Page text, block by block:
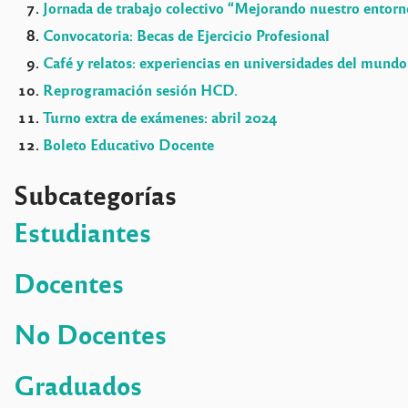
Jornada de trabajo colectivo “Mejorando nuestro
Convocatoria: Becas de Ejercicio Profesional
Café y relatos: experiencias en universidades del
Reprogramación sesión HCD.
Turno extra de exámenes: abril 2024
Boleto Educativo Docente
Subcategorías
Estudiantes
Docentes
No Docentes
Graduados